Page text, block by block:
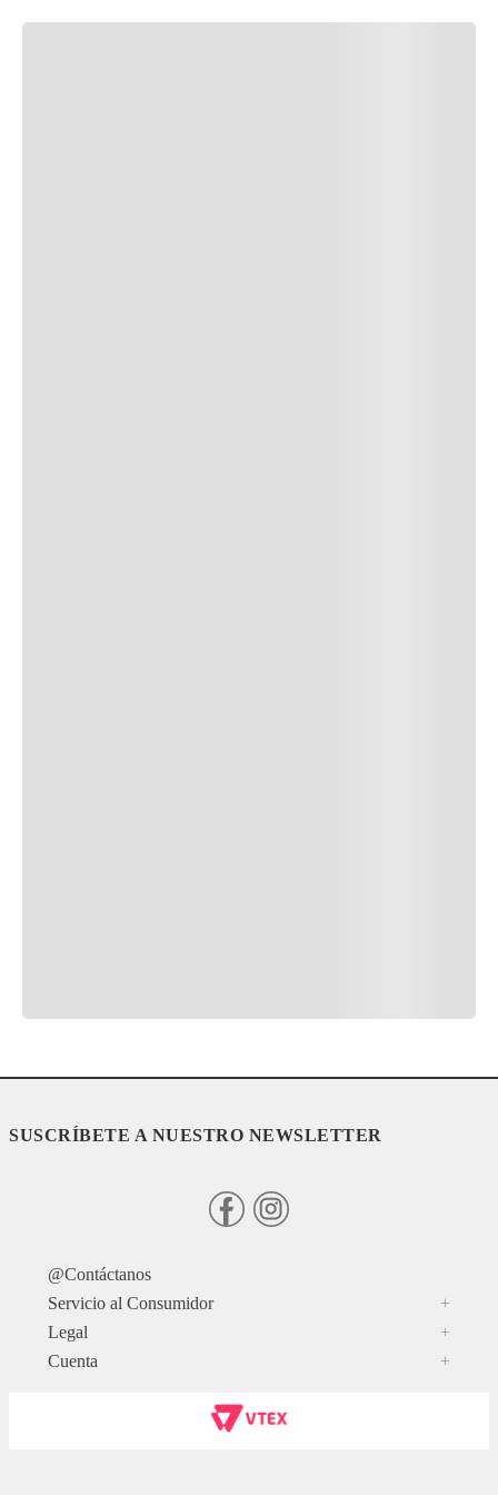
SUSCRÍBETE A NUESTRO NEWSLETTER
@Contáctanos
Servicio al Consumidor
+
Legal
+
Cuenta
+